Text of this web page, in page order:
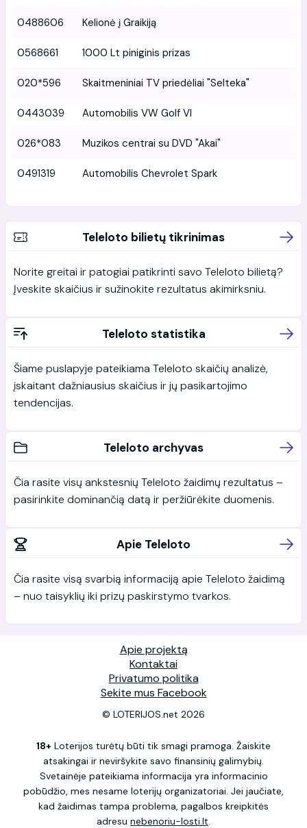
0488606 Kelionė į Graikiją
0568661 1000 Lt piniginis prizas
020*596 Skaitmeniniai TV priedėliai "Selteka"
0443039 Automobilis VW Golf VI
026*083 Muzikos centrai su DVD "Akai"
0491319 Automobilis Chevrolet Spark
Teleloto bilietų tikrinimas
Norite greitai ir patogiai patikrinti savo Teleloto bilietą?
Įveskite skaičius ir sužinokite rezultatus akimirksniu.
Teleloto statistika
Šiame puslapyje pateikiama Teleloto skaičių analizė,
įskaitant dažniausius skaičius ir jų pasikartojimo
tendencijas.
Teleloto archyvas
Čia rasite visų ankstesnių Teleloto žaidimų rezultatus –
pasirinkite dominančią datą ir peržiūrėkite duomenis.
Apie Teleloto
Čia rasite visą svarbią informaciją apie Teleloto žaidimą
– nuo taisyklių iki prizų paskirstymo tvarkos.
Apie projektą
Kontaktai
Privatumo politika
Sekite mus Facebook
© LOTERIJOS.net 2026
18+ Loterijos turėtų būti tik smagi pramoga. Žaiskite
atsakingai ir neviršykite savo finansinių galimybių.
Svetainėje pateikiama informacija yra informacinio
pobūdžio, mes nesame loterijų organizatoriai. Jei jaučiate,
kad žaidimas tampa problema, pagalbos kreipkitės
adresu nebenoriu-losti.lt